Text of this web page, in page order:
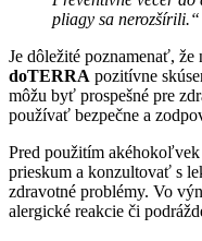
pliagy sa
Je dôležité poznamenať, že
doTERRA pozitívne
môžu byť prospešné pre
používať bezpečne a
Pred použitím
prieskum a konzultovať s
zdravotné problémy. Vo
alergické reakcie či